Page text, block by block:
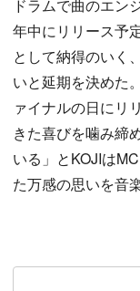
ドラムで曲のエン
年中にリリース予
として納得のいく
いと延期を決めた
ァイナルの日にリ
きた喜びを噛み締
いる」とKOJIは
た万感の思いを音